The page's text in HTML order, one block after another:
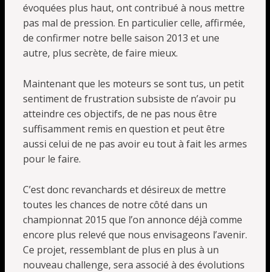
évoquées plus haut, ont contribué à nous mettre
pas mal de pression. En particulier celle, affirmée,
de confirmer notre belle saison 2013 et une
autre, plus secrète, de faire mieux.
Maintenant que les moteurs se sont tus, un petit
sentiment de frustration subsiste de n’avoir pu
atteindre ces objectifs, de ne pas nous être
suffisamment remis en question et peut être
aussi celui de ne pas avoir eu tout à fait les armes
pour le faire.
C’est donc revanchards et désireux de mettre
toutes les chances de notre côté dans un
championnat 2015 que l’on annonce déjà comme
encore plus relevé que nous envisageons l’avenir.
Ce projet, ressemblant de plus en plus à un
nouveau challenge, sera associé à des évolutions